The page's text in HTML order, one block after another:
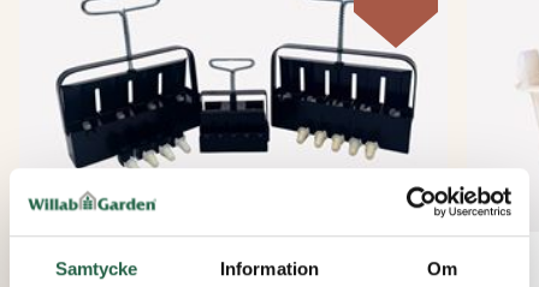
Samtycke Information Om